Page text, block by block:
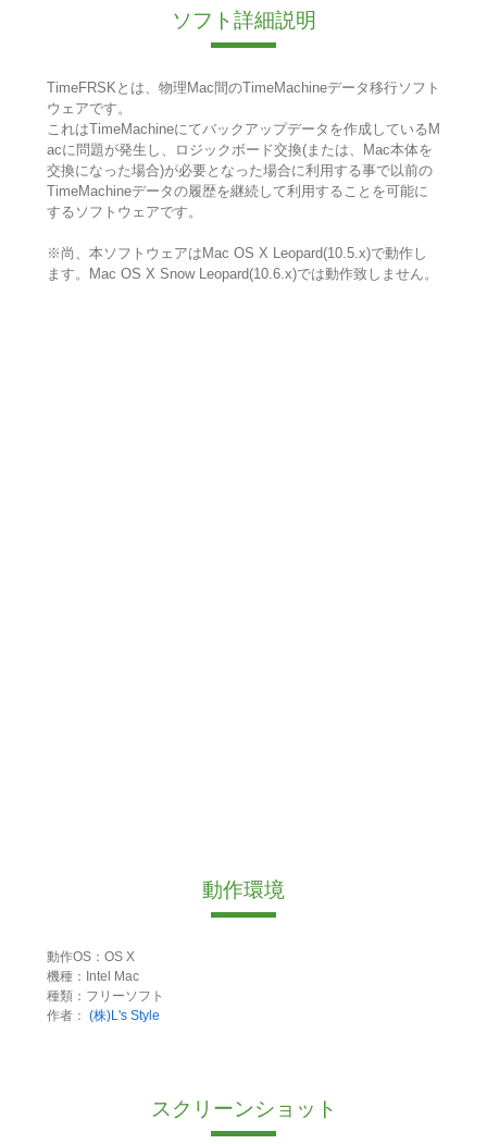
ソフト詳細説明
TimeFRSKとは、物理Mac間のTimeMachineデータ移行ソフト
ウェアです。
これはTimeMachineにてバックアップデータを作成しているM
acに問題が発生し、ロジックボード交換(または、Mac本体を
交換になった場合)が必要となった場合に利用する事で以前の
TimeMachineデータの履歴を継続して利用することを可能に
するソフトウェアです。
※尚、本ソフトウェアはMac OS X Leopard(10.5.x)で動作し
ます。Mac OS X Snow Leopard(10.6.x)では動作致しません。
動作環境
動作OS：OS X
機種：Intel Mac
種類：フリーソフト
作者： (株)L's Style
スクリーンショット